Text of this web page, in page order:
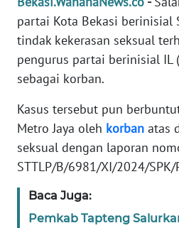
partai Kota Bekasi berinisial
tindak kekerasan seksual
pengurus partai berinisial IL
sebagai korban.
Kasus tersebut pun
Metro Jaya oleh korban atas
seksual dengan laporan
STTLP/B/6981/XI/2024/SPK/
Baca Juga:
Pemkab Tapteng
REDAKSI
DISCLAIMER
Wahana
Regional
WN